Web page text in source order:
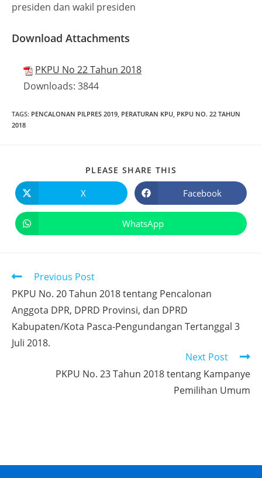
presiden dan wakil presiden
Download Attachments
PKPU No 22 Tahun 2018
Downloads: 3844
TAGS: PENCALONAN PILPRES 2019, PERATURAN KPU, PKPU NO. 22 TAHUN
2018
PLEASE SHARE THIS
X Facebook
WhatsApp
Previous Post
PKPU No. 20 Tahun 2018 tentang Pencalonan
Anggota DPR, DPRD Provinsi, dan DPRD
Kabupaten/Kota Pasca-Pengundangan Tertanggal 3
Juli 2018.
Next Post
PKPU No. 23 Tahun 2018 tentang Kampanye
Pemilihan Umum